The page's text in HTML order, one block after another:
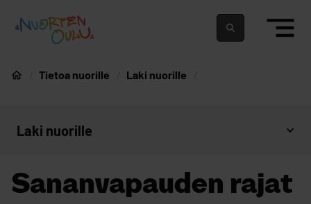
Nuortenoulu.fi etusivu
Nuorten Oulu
Tietoa nuorille Laki nuorille
Avaa sivujen valikko
Laki nuorille
Sananvapauden rajat